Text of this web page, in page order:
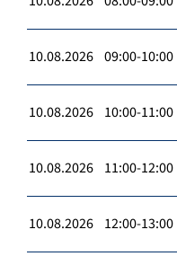
10.08.2026 09:00-10:00
10.08.2026 10:00-11:00
10.08.2026 11:00-12:00
10.08.2026 12:00-13:00